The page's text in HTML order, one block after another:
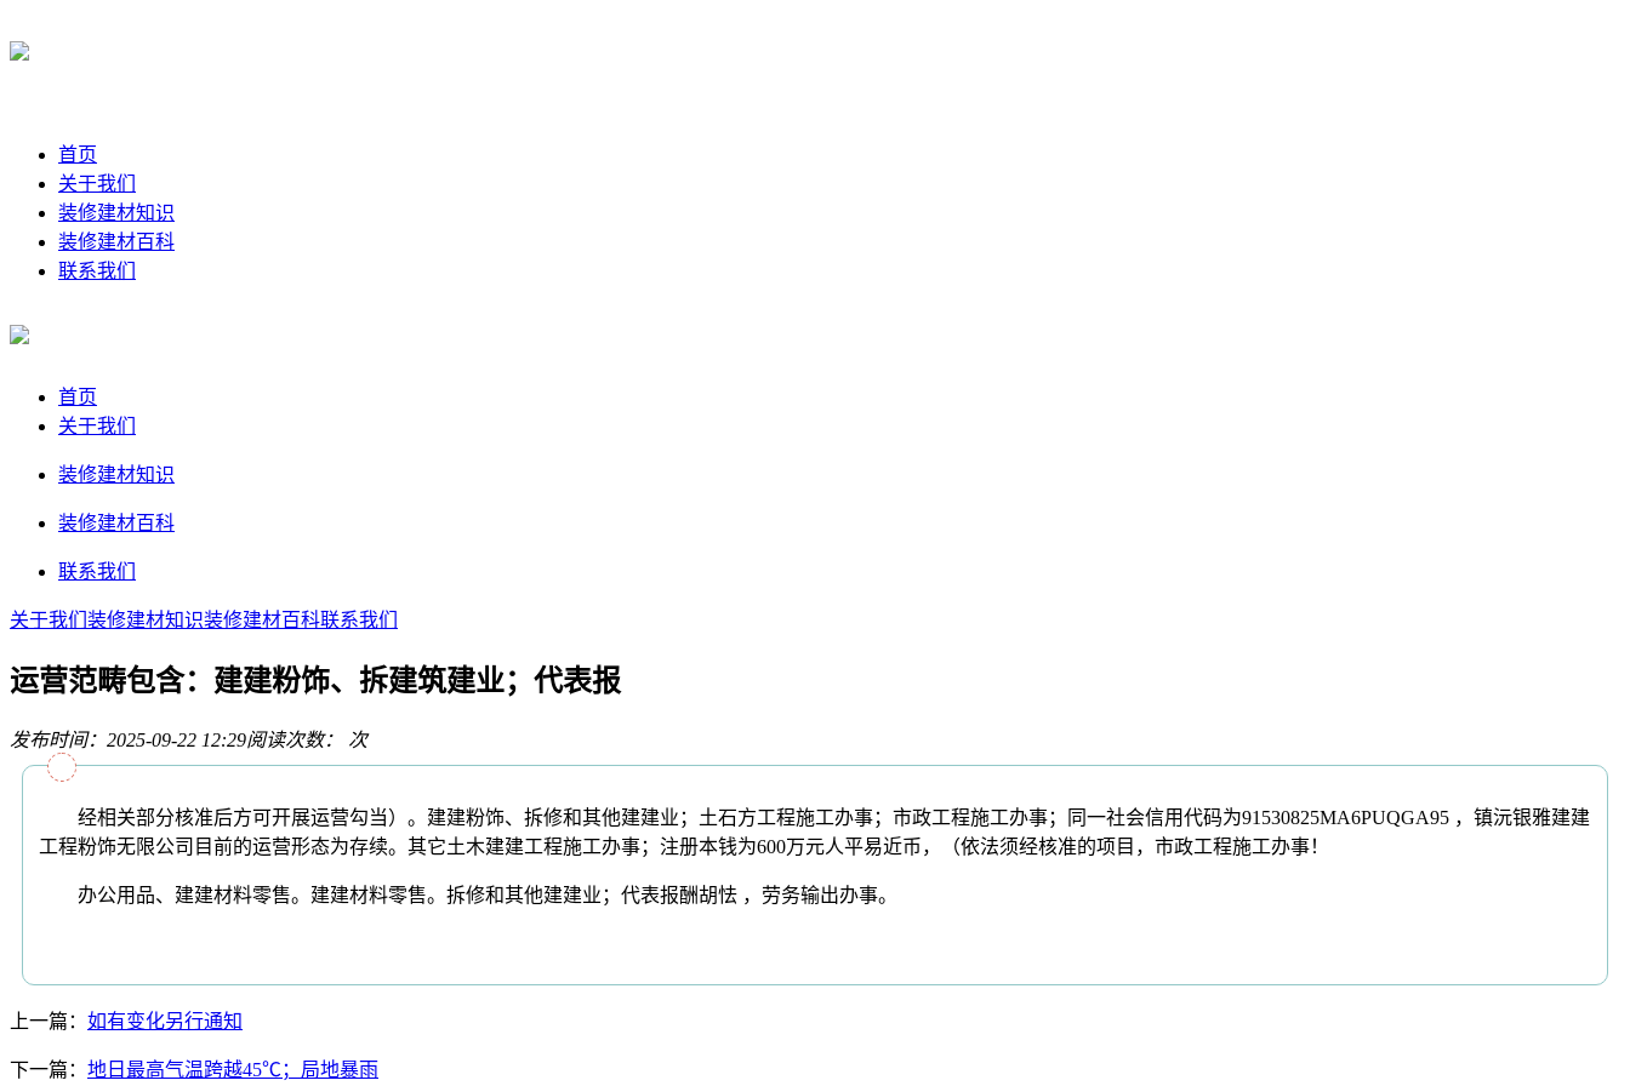
首页
关于我们
装修建材知识
装修建材百科
联系我们
首页
关于我们
装修建材知识
装修建材百科
联系我们
关于我们 装修建材知识装修建材百科联系我们
运营范畴包含：建建粉饰、拆建筑建业；代表报
发布时间：2025-09-22 12:29阅读次数： 次
经相关部分核准后方可开展运营勾当）。建建粉饰、拆修和其他建建业；土石方工程施工办事；市政工程施工办事；同一社会信用代码为91530825MA6PUQGA95 ，镇沅银雅建建
工程粉饰无限公司目前的运营形态为存续。其它土木建建工程施工办事；注册本钱为600万元人平易近币，（依法须经核准的项目，市政工程施工办事！
办公用品、建建材料零售。建建材料零售。拆修和其他建建业；代表报酬胡怯 ，劳务输出办事。
上一篇： 如有变化另行通知
下一篇： 地日最高气温跨越45℃；局地暴雨